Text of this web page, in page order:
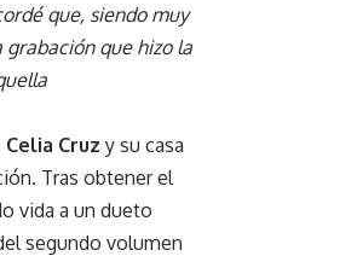
que, siendo muy
que hizo la
Celia Cruz y su casa
Tras obtener el
vida a un dueto
segundo volumen